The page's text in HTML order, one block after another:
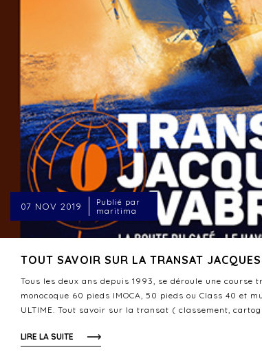
07 NOV 2019
Publié par
maritima
TOUT SAVOIR SUR LA TRANSAT
Tous les deux ans depuis 1993, se déroule une course
monocoque 60 pieds IMOCA, 50 pieds ou Class 40 et
ULTIME. Tout savoir sur la transat ( classement,
LIRE LA SUITE